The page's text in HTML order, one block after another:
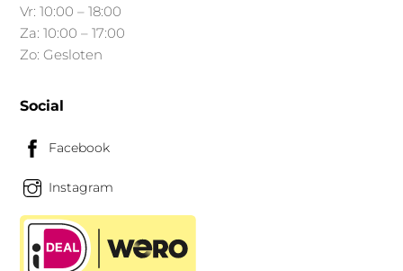
Vr: 10:00 – 18:00
Za: 10:00 – 17:00
Zo: Gesloten
Social
Facebook
Instagram